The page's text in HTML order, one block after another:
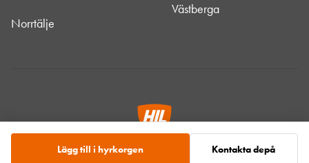
Lägg till i hyrkorgen Kontakta depå
Norrtälje
Västberga